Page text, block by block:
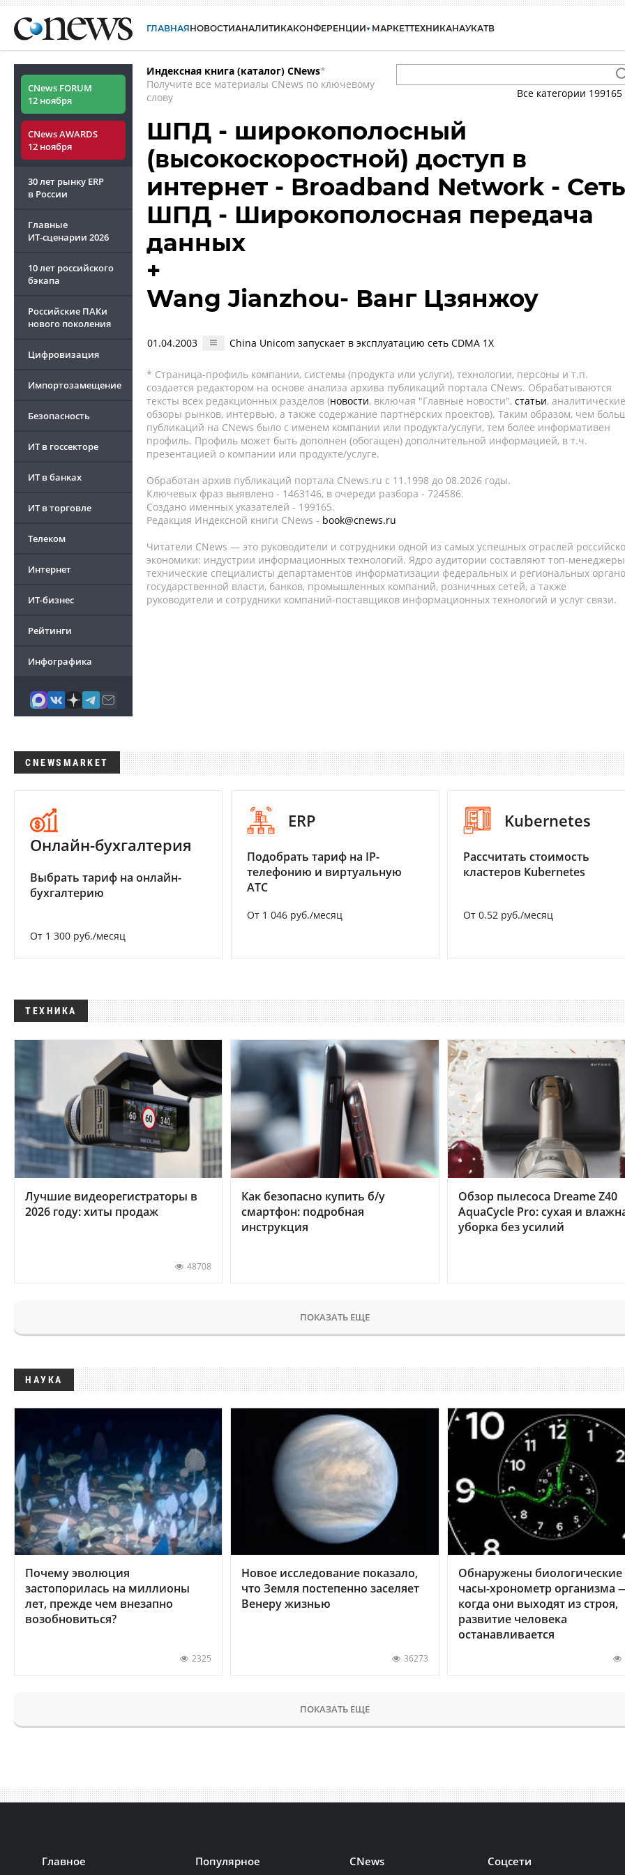
ГЛАВНАЯНОВОСТИАНАЛИТИКАКОНФЕРЕНЦИИ МАРКЕТТЕХНИКАНАУКАТВ
CNews FORUM
12 ноября
CNews AWARDS
12 ноября
30 лет рынку ERP
в России
Главные
ИТ-сценарии 2026
10 лет российского
бэкапа
Российские ПАКи
нового поколения
Цифровизация
Импортозамещение
Безопасность
ИТ в госсекторе
ИТ в банках
ИТ в торговле
Телеком
Интернет
ИТ-бизнес
Рейтинги
Инфографика
Индексная книга (каталог) CNews*
Получите все материалы CNews по ключевому
слову
Все категории 199165
ШПД - широкополосный
(высокоскоростной) доступ в
интернет - Broadband Network - Сеть
ШПД - Широкополосная передача
данных
+
Wang Jianzhou- Ванг Цзянжоу
01.04.2003 China Unicom запускает в эксплуатацию сеть CDMA 1X
* Страница-профиль компании, системы (продукта или услуги), технологии, персоны и т.п.
создается редактором на основе анализа архива публикаций портала CNews. Обрабатываются
тексты всех редакционных разделов (новости, включая "Главные новости", статьи, аналитические
обзоры рынков, интервью, а также содержание партнёрских проектов). Таким образом, чем
публикаций на CNews было с именем компании или продукта/услуги, тем более информативен
профиль. Профиль может быть дополнен (обогащен) дополнительной информацией, в т.ч.
презентацией о компании или продукте/услуге.
Обработан архив публикаций портала CNews.ru c 11.1998 до 08.2026 годы.
Ключевых фраз выявлено - 1463146, в очереди разбора - 724586.
Создано именных указателей - 199165.
Редакция Индексной книги CNews - book@cnews.ru
Читатели CNews — это руководители и сотрудники одной из самых успешных отраслей
экономики: индустрии информационных технологий. Ядро аудитории составляют топ-
технические специалисты департаментов информатизации федеральных и региональных
государственной власти, банков, промышленных компаний, розничных сетей, а также
руководители и сотрудники компаний-поставщиков информационных технологий и услуг связи.
CNEWSMARKET
Онлайн-бухгалтерия
Выбрать тариф на онлайн-
бухгалтерию
От 1 300 руб./месяц
ERP
Подобрать тариф на IP-
телефонию и виртуальную
АТС
От 1 046 руб./месяц
Kubernetes
Рассчитать стоимость
кластеров Kubernetes
От 0.52 руб./месяц
ТЕХНИКА
Лучшие видеорегистраторы в
2026 году: хиты продаж
48708
Как безопасно купить б/у
смартфон: подробная
инструкция
Обзор пылесоса Dreame Z40
AquaCycle Pro: сухая и
уборка без усилий
ПОКАЗАТЬ ЕЩЕ
НАУКА
Почему эволюция
застопорилась на миллионы
лет, прежде чем внезапно
возобновиться?
2325
Новое исследование показало,
что Земля постепенно заселяет
Венеру жизнью
36273
Обнаружены биологические
часы-хронометр организма
когда они выходят из строя,
развитие человека
останавливается
ПОКАЗАТЬ ЕЩЕ
Главное Популярное CNews Соцсети